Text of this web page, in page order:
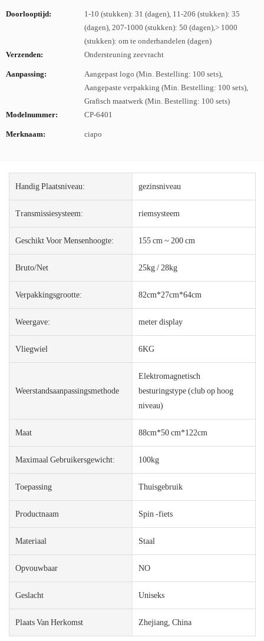
Doorlooptijd:
1-10 (stukken): 31 (dagen), 11-206 (stukken): 35
(dagen), 207-1000 (stukken): 50 (dagen),> 1000
(stukken): om te onderhandelen (dagen)
Verzenden:
Ondersteuning zeevracht
Aanpassing:
Aangepast logo (Min. Bestelling: 100 sets),
Aangepaste verpakking (Min. Bestelling: 100 sets),
Grafisch maatwerk (Min. Bestelling: 100 sets)
Modelnummer:
CP-6401
Merknaam: ciapo
Handig Plaatsniveau: gezinsniveau
Transmissiesysteem: riemsysteem
Geschikt Voor Mensenhoogte: 155 cm ~ 200 cm
Bruto/net 25kg / 28kg
Verpakkingsgrootte: 82cm*27cm*64cm
Weergave: meter display
Vliegwiel 6KG
Weerstandsaanpassingsmethode
Elektromagnetisch
besturingstype (club op hoog
niveau)
Maat 88cm*50 cm*122cm
Maximaal Gebruikersgewicht: 100kg
Toepassing Thuisgebruik
Productnaam Spin -fiets
Materiaal Staal
Opvouwbaar NO
Geslacht Uniseks
Plaats Van Herkomst Zhejiang, China